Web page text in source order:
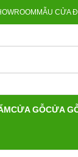
MẪU CỬA
CỬA GỖCỬA